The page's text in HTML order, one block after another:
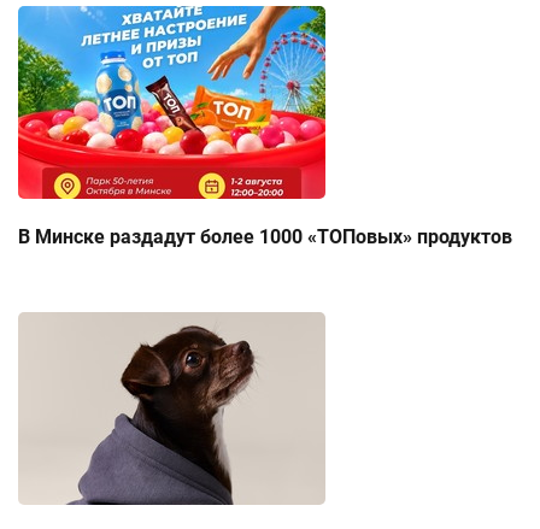
В Минске раздадут более 1000 «ТОПовых» продуктов